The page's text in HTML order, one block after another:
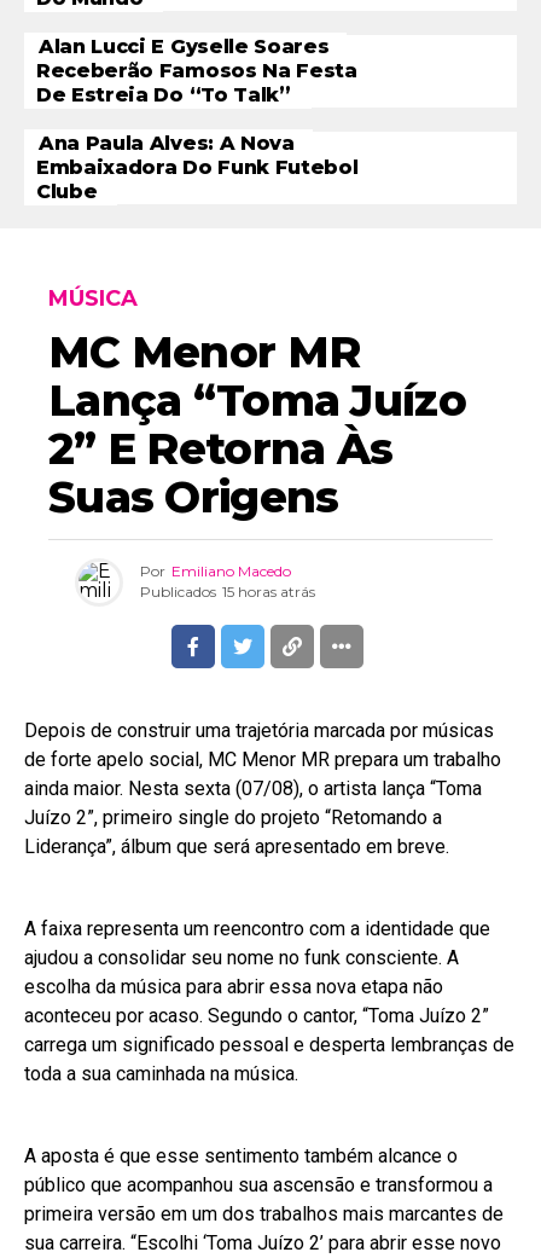
Alan Lucci E Gyselle Soares
Receberão Famosos Na Festa
De Estreia Do “To Talk”
Ana Paula Alves: A Nova
Embaixadora Do Funk Futebol
Clube
MÚSICA
MC Menor MR
Lança “Toma Juízo
2” E Retorna Às
Suas Origens
Por Emiliano Macedo
Publicados 15 horas atrás
Depois de construir uma trajetória marcada por músicas
de forte apelo social, MC Menor MR prepara um trabalho
ainda maior. Nesta sexta (07/08), o artista lança “Toma
Juízo 2”, primeiro single do projeto “Retomando a
Liderança”, álbum que será apresentado em breve.
A faixa representa um reencontro com a identidade que
ajudou a consolidar seu nome no funk consciente. A
escolha da música para abrir essa nova etapa não
aconteceu por acaso. Segundo o cantor, “Toma Juízo 2”
carrega um significado pessoal e desperta lembranças de
toda a sua caminhada na música.
A aposta é que esse sentimento também alcance o
público que acompanhou sua ascensão e transformou a
primeira versão em um dos trabalhos mais marcantes de
sua carreira. “Escolhi ‘Toma Juízo 2’ para abrir esse novo